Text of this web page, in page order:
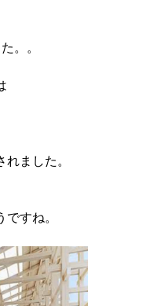
。。
ました。
すね。